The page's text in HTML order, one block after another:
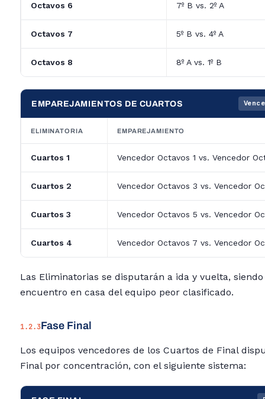
Octavos 6 7º B vs. 2º A
Octavos 7 5º B vs. 4º A
Octavos 8 8º A vs. 1º B
EMPAREJAMIENTOS DE CUARTOS
ELIMINATORIA EMPAREJAMIENTO
Cuartos 1 Vencedor Octavos 1 vs. Vencedor
Cuartos 2 Vencedor Octavos 3 vs. Vencedor
Cuartos 3 Vencedor Octavos 5 vs. Vencedor
Cuartos 4 Vencedor Octavos 7 vs. Vencedor
Las Eliminatorias se disputarán a ida y vuelta,
encuentro en casa del equipo peor clasificado.
1.2.3Fase Final
Los equipos vencedores de los Cuartos de Final
Final por concentración, con el siguiente sistema: